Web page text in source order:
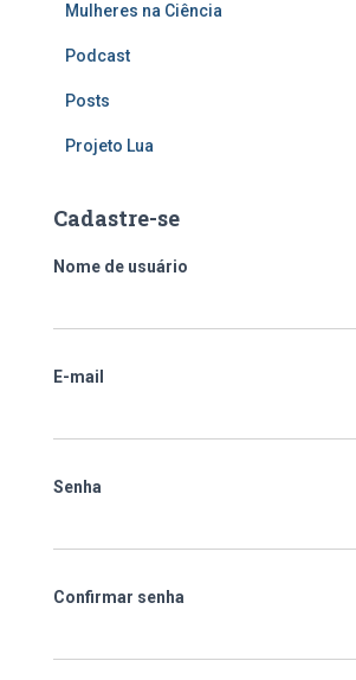
Mulheres na Ciência
Podcast
Posts
Projeto Lua
Cadastre-se
Nome de usuário
E-mail
Senha
Confirmar senha